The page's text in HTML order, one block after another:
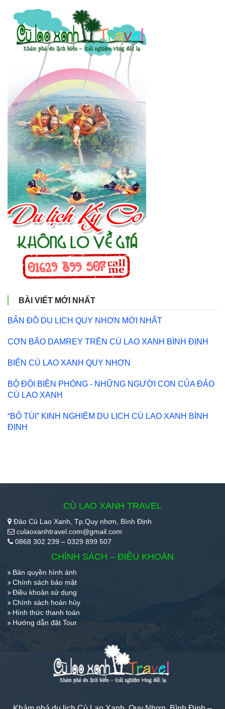
BÀI VIẾT MỚI NHẤT
BẢN ĐỒ DU LỊCH QUY NHƠN MỚI NHẤT
CƠN BÃO DAMREY TRÊN CÙ LAO XANH BÌNH ĐỊNH
BIỂN CÙ LAO XANH QUY NHƠN
BỘ ĐỘI BIÊN PHÒNG - NHỮNG NGƯỜI CON CỦA ĐẢO
CÙ LAO XANH
“BỎ TÚI” KINH NGHIỆM DU LỊCH CÙ LAO XANH BÌNH
ĐỊNH
CÙ LAO XANH TRAVEL
Đảo Cù Lao Xanh, Tp.Quy nhơn, Bình Định
culaoxanhtravel.com@gmail.com
0868 302 239 – 0329 899 507
CHÍNH SÁCH – ĐIỀU KHOẢN
Bản quyền hình ảnh
Chính sách bảo mật
Điều khoản sử dụng
Chính sách hoàn hủy
Hình thức thanh toán
Hướng dẫn đặt Tour